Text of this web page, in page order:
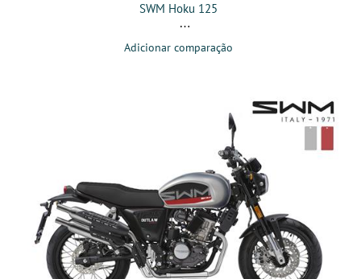
SWM Hoku 125
Adicionar comparação